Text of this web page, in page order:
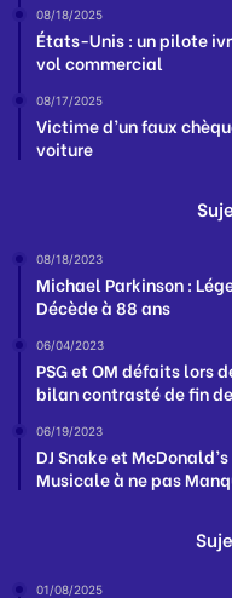
08/18/2025
États-Unis : un pilote
vol commercial
08/17/2025
Victime d’un faux
voiture
08/18/2023
Michael Parkinson :
Décède à 88 ans
06/04/2023
PSG et OM défaits lors
bilan contrasté de fin
06/19/2023
DJ Snake et
Musicale à ne pas
01/08/2025